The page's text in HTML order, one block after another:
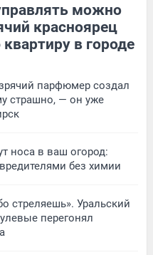
можно
красноярец
в городе
парфюмер создал
страшно, — он уже
носа в ваш огород:
без химии
стреляешь». Уральский
перегонял